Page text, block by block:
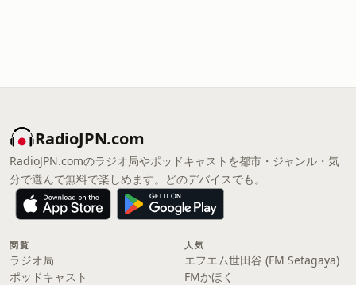
RadioJPN.com
RadioJPN.comのラジオ局やポッドキャストを都市・ジャンル・気
分で選んで無料で楽しめます。どのデバイスでも。
閲覧
ラジオ局
ポッドキャスト
人気
エフエム世田谷 (FM Setagaya)
FMかほく